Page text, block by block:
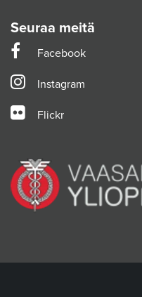
Seuraa meitä
Facebook
Instagram
Flickr